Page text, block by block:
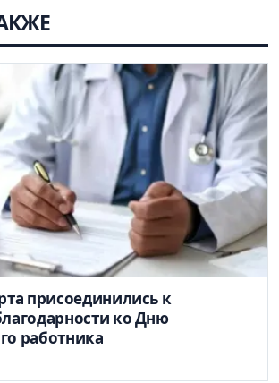
присоединились к
ко Дню
работника